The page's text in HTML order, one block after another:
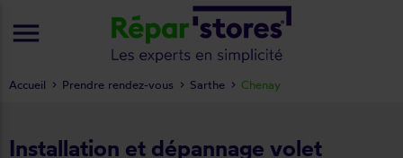
Installation et dépannage volet
Accueil Prendre rendez-vous Sarthe Chenay
menu